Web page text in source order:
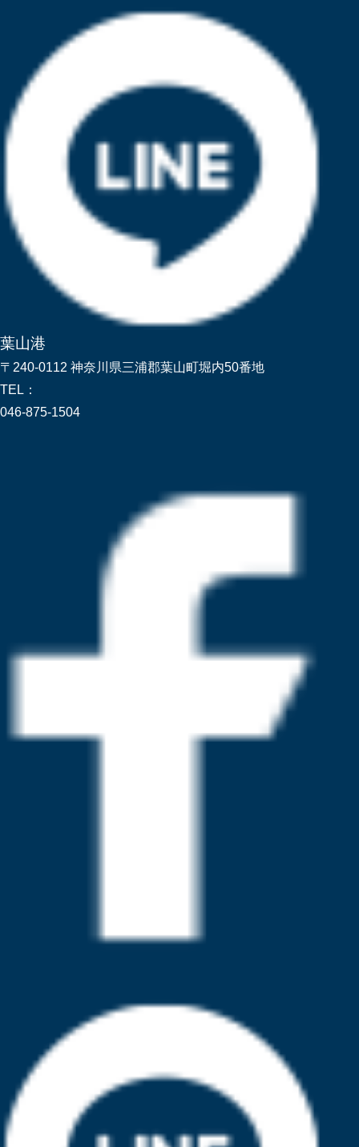
葉山港
〒240-0112 神奈川県三浦郡葉山町堀内50番地
TEL：
046-875-1504